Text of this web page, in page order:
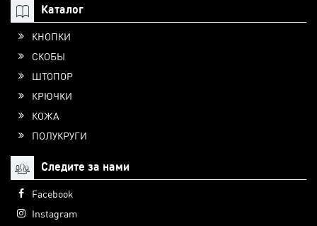
Каталог
КНОПКИ
СКОБЫ
ШТОПОР
КРЮЧКИ
КОЖА
ПОЛУКРУГИ
Следите за нами
Facebook
Instagram